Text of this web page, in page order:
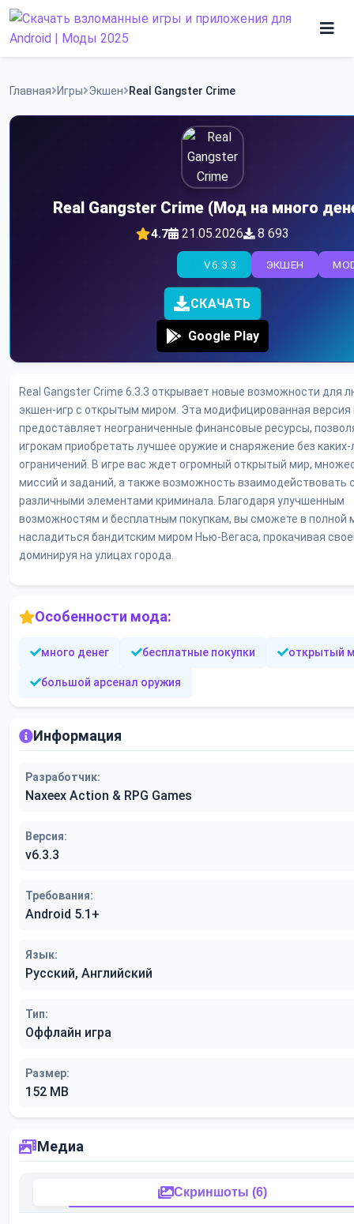
Skip
Программы
Главная Игры Экшен Real Gangster Crime
Real Gangster Crime (Мод на много
4.7 21.05.2026 8 693
ЭКШЕН
V6.3.3
СКАЧАТЬ
Google Play
Real Gangster Crime 6.3.3 открывает новые возможности для
экшен-игр с открытым миром. Эта модифицированная версия
предоставляет неограниченные финансовые ресурсы,
игрокам приобретать лучшее оружие и снаряжение без каких-
ограничений. В игре вас ждет огромный открытый мир,
миссий и заданий, а также возможность взаимодействовать
различными элементами криминала. Благодаря улучшенным
возможностям и бесплатным покупкам, вы сможете в полной
насладиться бандитским миром Нью-Вегаса, прокачивая
доминируя на улицах города.
Особенности мода:
много денег бесплатные покупки открытый
большой арсенал оружия
Информация
Разработчик:
Naxeex Action & RPG Games
Версия:
v6.3.3
Требования:
Android 5.1+
Язык:
Русский, Английский
Тип:
Оффлайн игра
Размер:
152 MB
Медиа
Скриншоты (6)